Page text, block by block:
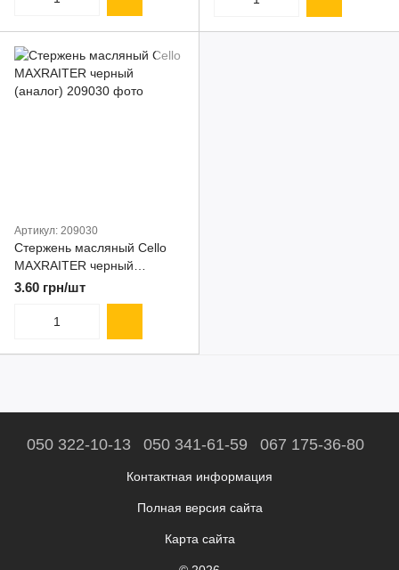
Артикул: 209030
Стержень масляный Cello
MAXRAITER черный
(аналог)
3.60 грн/шт
050 322-10-13 050 341-61-59 067 175-36-80
Контактная информация
Полная версия сайта
Карта сайта